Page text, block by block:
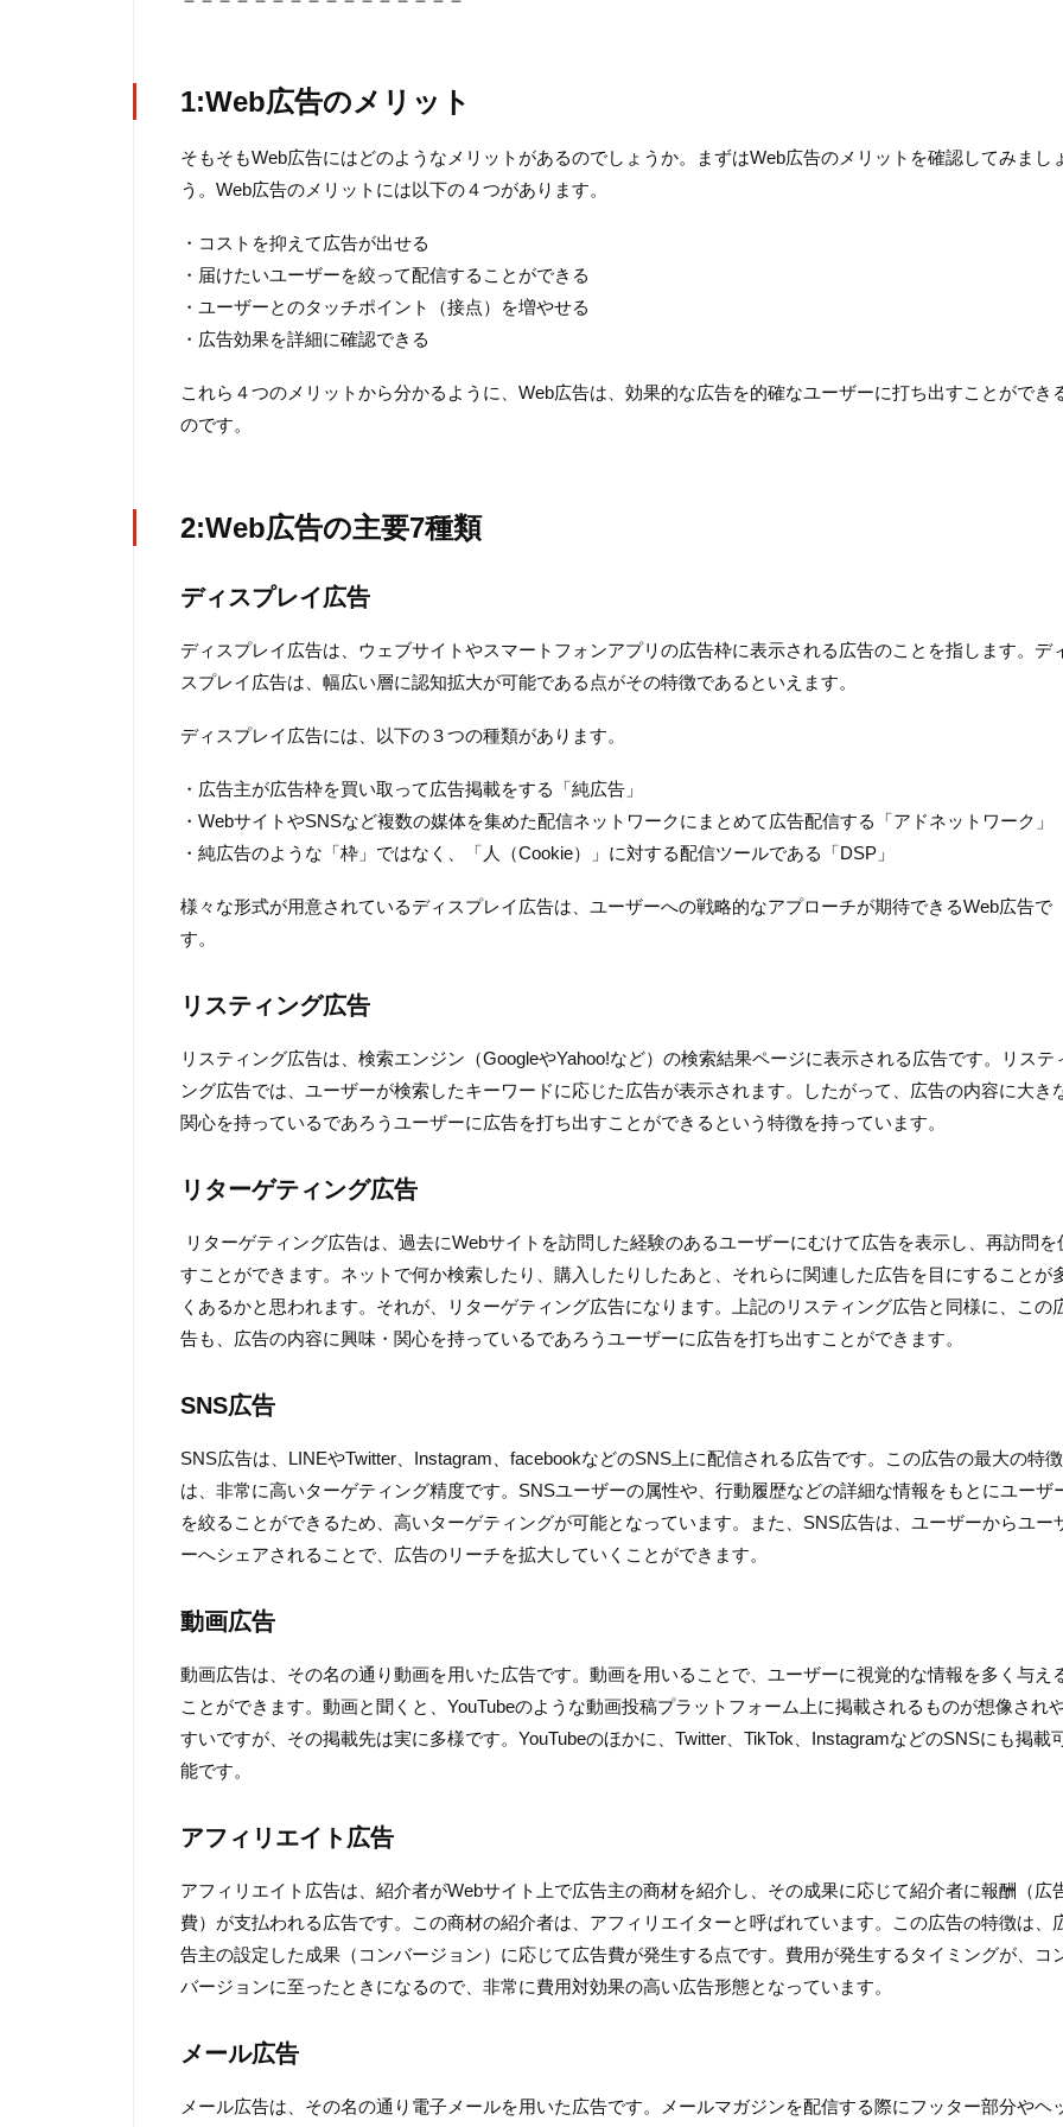
1:Web広告のメリット
そもそもWeb広告にはどのようなメリットがあるのでしょうか。まずはWeb広告のメリットを確認してみまし
う。Web広告のメリットには以下の４つがあります。
・コストを抑えて広告が出せる
・届けたいユーザーを絞って配信することができる
・ユーザーとのタッチポイント（接点）を増やせる
・広告効果を詳細に確認できる
これら４つのメリットから分かるように、Web広告は、効果的な広告を的確なユーザーに打ち出すことができ
のです。
2:Web広告の主要7種類
ディスプレイ広告
ディスプレイ広告は、ウェブサイトやスマートフォンアプリの広告枠に表示される広告のことを指します。デ
スプレイ広告は、幅広い層に認知拡大が可能である点がその特徴であるといえます。
ディスプレイ広告には、以下の３つの種類があります。
・広告主が広告枠を買い取って広告掲載をする「純広告」
・WebサイトやSNSなど複数の媒体を集めた配信ネットワークにまとめて広告配信する「アドネットワーク」
・純広告のような「枠」ではなく、「人（Cookie）」に対する配信ツールである「DSP」
様々な形式が用意されているディスプレイ広告は、ユーザーへの戦略的なアプローチが期待できるWeb広告で
す。
リスティング広告
リスティング広告は、検索エンジン（GoogleやYahoo!など）の検索結果ページに表示される広告です。リステ
ング広告では、ユーザーが検索したキーワードに応じた広告が表示されます。したがって、広告の内容に大き
関心を持っているであろうユーザーに広告を打ち出すことができるという特徴を持っています。
リターゲティング広告
リターゲティング広告は、過去にWebサイトを訪問した経験のあるユーザーにむけて広告を表示し、再訪問を
すことができます。ネットで何か検索したり、購入したりしたあと、それらに関連した広告を目にすることが
くあるかと思われます。それが、リターゲティング広告になります。上記のリスティング広告と同様に、この
告も、広告の内容に興味・関心を持っているであろうユーザーに広告を打ち出すことができます。
SNS広告
SNS広告は、LINEやTwitter、Instagram、facebookなどのSNS上に配信される広告です。この広告の最大の特徴
は、非常に高いターゲティング精度です。SNSユーザーの属性や、行動履歴などの詳細な情報をもとにユーザ
を絞ることができるため、高いターゲティングが可能となっています。また、SNS広告は、ユーザーからユー
ーへシェアされることで、広告のリーチを拡大していくことができます。
動画広告
動画広告は、その名の通り動画を用いた広告です。動画を用いることで、ユーザーに視覚的な情報を多く与え
ことができます。動画と聞くと、YouTubeのような動画投稿プラットフォーム上に掲載されるものが想像され
すいですが、その掲載先は実に多様です。YouTubeのほかに、Twitter、TikTok、InstagramなどのSNSにも掲載
能です。
アフィリエイト広告
アフィリエイト広告は、紹介者がWebサイト上で広告主の商材を紹介し、その成果に応じて紹介者に報酬（広
費）が支払われる広告です。この商材の紹介者は、アフィリエイターと呼ばれています。この広告の特徴は、
告主の設定した成果（コンバージョン）に応じて広告費が発生する点です。費用が発生するタイミングが、コ
バージョンに至ったときになるので、非常に費用対効果の高い広告形態となっています。
メール広告
メール広告は、その名の通り電子メールを用いた広告です。メールマガジンを配信する際にフッター部分やヘ